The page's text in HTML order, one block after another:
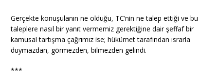
Gerçekte konuşulanın ne olduğu, TC’nin ne talep ettiği ve bu
taleplere nasıl bir yanıt vermemiz gerektiğine dair şeffaf bir
kamusal tartışma çağrımız ise; hükümet tarafından ısrarla
duymazdan, görmezden, bilmezden gelindi.
***